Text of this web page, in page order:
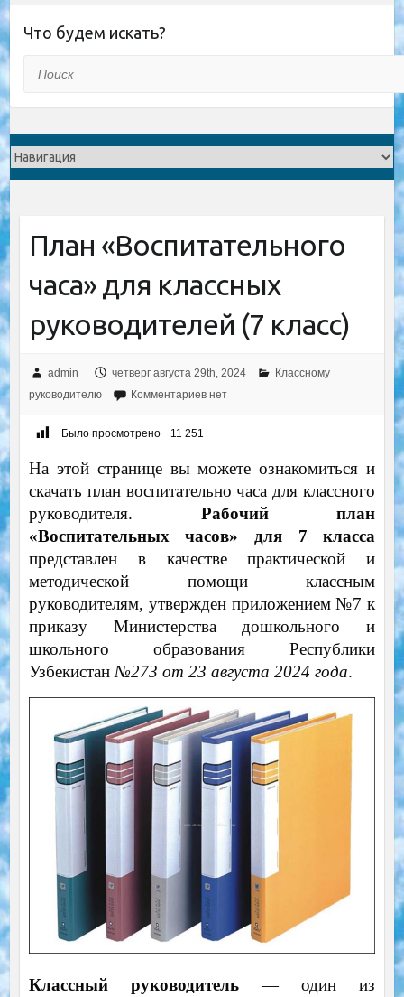
Что будем искать?
План «Воспитательного
часа» для классных
руководителей (7 класс)
admin четверг августа 29th, 2024
Классному
руководителю
Комментариев нет
Было просмотрено 11 251
На этой странице вы можете ознакомиться и
скачать план воспитательно часа для классного
руководителя. Рабочий план
«Воспитательных часов» для 7 класса
представлен в качестве практической и
методической помощи классным
руководителям, утвержден приложением №7 к
приказу Министерства дошкольного и
школьного образования Республики
Узбекистан №273 от 23 августа 2024 года.
Классный руководитель— один из